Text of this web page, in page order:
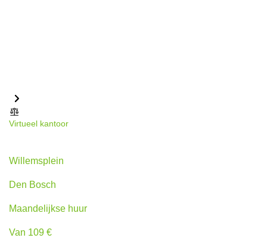
Virtueel kantoor
Willemsplein
Den Bosch
Maandelijkse huur
Van 109 €